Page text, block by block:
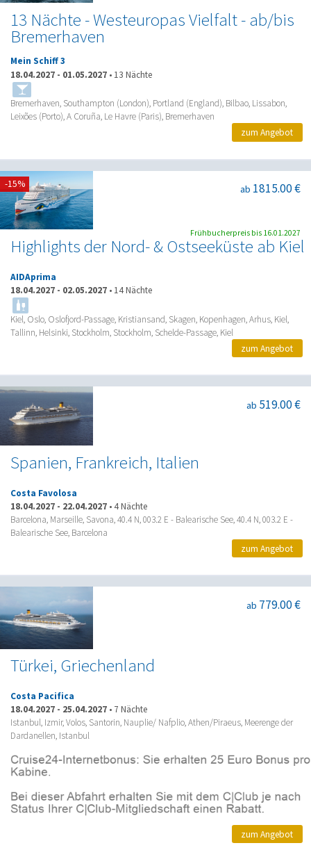
13 Nächte - Westeuropas Vielfalt - ab/bis
Bremerhaven
Mein Schiff 3
18.04.2027 - 01.05.2027 • 13 Nächte
Bremerhaven, Southampton (London), Portland (England), Bilbao, Lissabon,
Leixões (Porto), A Coruña, Le Havre (Paris), Bremerhaven
zum Angebot
Highlights der Nord- & Ostseeküste ab Kiel
ab 1815.00 €
AIDAprima
18.04.2027 - 02.05.2027 • 14 Nächte
Kiel, Oslo, Oslofjord-Passage, Kristiansand, Skagen, Kopenhagen, Arhus, Kiel,
Tallinn, Helsinki, Stockholm, Stockholm, Schelde-Passage, Kiel
-15%
Frühbucherpreis bis 16.01.2027
zum Angebot
Spanien, Frankreich, Italien
ab 519.00 €
Costa Favolosa
18.04.2027 - 22.04.2027 •4 Nächte
Barcelona, Marseille, Savona, 40.4 N, 003.2 E - Balearische See, 40.4 N, 003.2 E -
Balearische See, Barcelona
zum Angebot
Türkei, Griechenland
ab 779.00 €
Costa Pacifica
18.04.2027 - 25.04.2027 • 7 Nächte
Istanbul, Izmir, Volos, Santorin, Nauplie/ Nafplio, Athen/Piraeus, Meerenge der
Dardanellen, Istanbul
zum Angebot